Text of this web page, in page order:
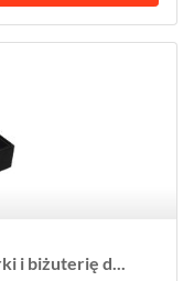
i biżuterię d...